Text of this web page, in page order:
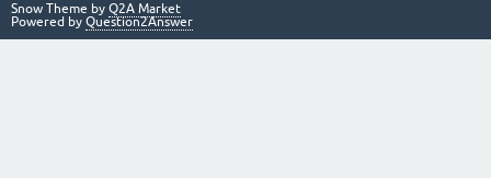
Snow Theme by Q2A Market
Powered by Question2Answer